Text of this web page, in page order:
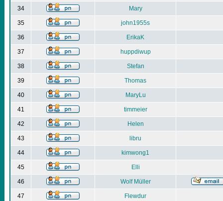
34 Mary
35 john1955s
36 ErikaK
37 huppdiwup
38 Stefan
39 Thomas
40 MaryLu
41 timmeier
42 Helen
43 libru
44 kimwong1
45 Elli
46 Wolf Müller
47 Flewdur